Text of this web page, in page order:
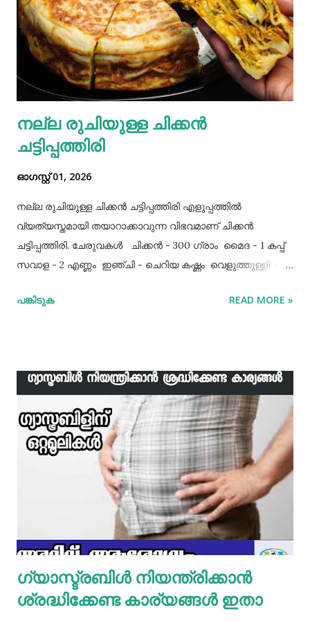
നല്ല രുചിയുള്ള ചിക്കൻ
ചട്ടിപ്പത്തിരി
ഓഗസ്റ്റ് 01, 2026
നല്ല രുചിയുള്ള ചിക്കൻ ചട്ടിപ്പത്തിരി എളുപ്പത്തിൽ
വ്യത്യസ്തമായി തയാറാക്കാവുന്ന വിഭവമാണ് ചിക്കൻ
ചട്ടിപ്പത്തിരി. ചേരുവകൾ ചിക്കൻ - 300 ഗ്രാം മൈദ - 1 കപ്പ്‌
സവാള - 2 എണ്ണം ഇഞ്ചി - ചെറിയ കഷ്ണം വെളുത്തുള്ളി - 5
വിധം ചിക്കൻ കുറച്ച് ഉപ്പും കുരുമുളകുപൊടിയും
ഇഞ്ചി വെളുത്തുള്ളി, സവാള എന്നിവ ചേർത്ത് വഴറ്റാം.
ഇതിൽ പൊടികളെല്ലാം ചേർത്ത് ചൂടാക്കിയശേഷം വേവിച്ച്
മാറ്റിവച്ച ചിക്കൻ ചേർത്ത് ഒന്ന് ഇളകിയെടുക്കാം. ഇനി ഒരു
മിക്സിയുടെ ജാറിലേക്ക് മുട്ട, മൈദ, വെള്ളം പാകത്തിന് ഉപ്പ്
എന്നിവ ചേർത്ത് നന്നായിട്ട് അടിച്ചെടുക്കാം. ഇനി ഒരു പാനിൽ
മാവൊഴിച്ചു ദോശ ചുട്ടെടുക്കാം. ഇനി ഒരു പാത്രത്തിൽ മുട്ട
പൊട്ടിച്ച് ഒഴിക്കാം കൂടെത്തന്നെ പാൽ, കുരുമുളകുപൊടി, ഉപ്പ്,
മല്ലിയില എന്നിവ ചേർത്തൊരു മിക്സ്‌ തയാറാക്കാം. ഇനി
ഒരു പാനിൽ കുറച്ച് നെയ്യ് തടവിയ ശേഷം അതിൽ തയാ...
പങ്കിടുക READ MORE »
ഗ്യാസ്ട്രബിൾ നിയന്ത്രിക്കാൻ
ശ്രദ്ധിക്കേണ്ട കാര്യങ്ങൾ ഇതാ